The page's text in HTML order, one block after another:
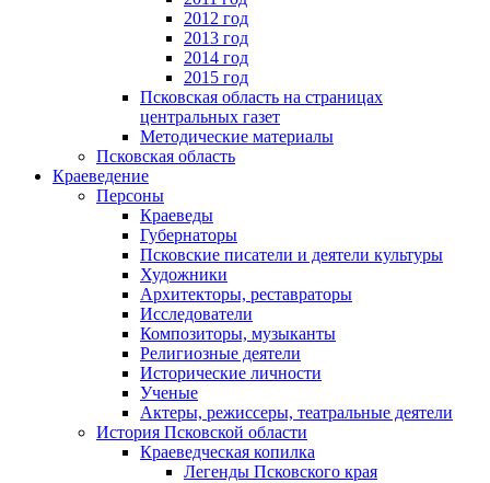
2012 год
2013 год
2014 год
2015 год
Псковская область на страницах
центральных газет
Методические материалы
Псковская область
Краеведение
Персоны
Краеведы
Губернаторы
Псковские писатели и деятели культуры
Художники
Архитекторы, реставраторы
Исследователи
Композиторы, музыканты
Религиозные деятели
Исторические личности
Ученые
Актеры, режиссеры, театральные деятели
История Псковской области
Краеведческая копилка
Легенды Псковского края